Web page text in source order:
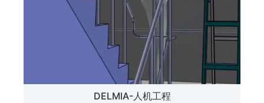
DELMIA-人机工程